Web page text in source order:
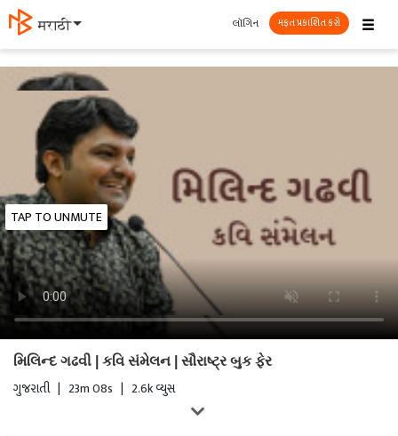
मराठी ☰
લૉગિન મફત પ્રકાશિત કરો
TAP TO UNMUTE
મિલિન્દ ગઢવી | કવિ સંમેલન | સૌરાષ્ટ્ર બુક ફેર
ગુજરાતી | 23m 08s | 2.6k વ્યુસ